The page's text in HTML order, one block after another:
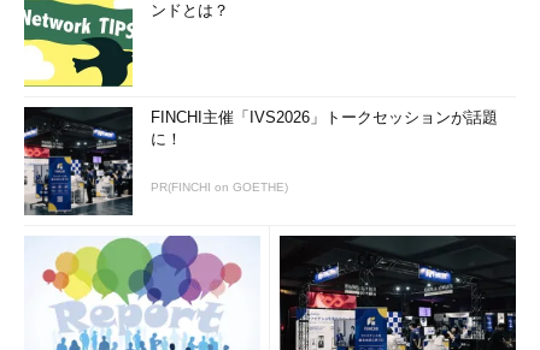
ンドとは？
FINCHI主催「IVS2026」トークセッションが話題
に！
PR(FINCHI on GOETHE)